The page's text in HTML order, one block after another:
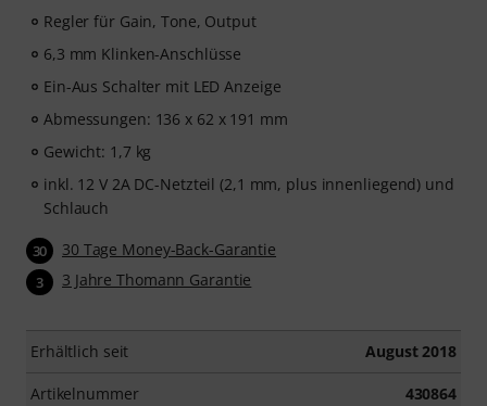
Regler für Gain, Tone, Output
6,3 mm Klinken-Anschlüsse
Ein-Aus Schalter mit LED Anzeige
Abmessungen: 136 x 62 x 191 mm
Gewicht: 1,7 kg
inkl. 12 V 2A DC-Netzteil (2,1 mm, plus innenliegend) und
Schlauch
30 30 Tage Money-Back-Garantie
3 3 Jahre Thomann Garantie
Erhältlich seit August 2018
Artikelnummer 430864